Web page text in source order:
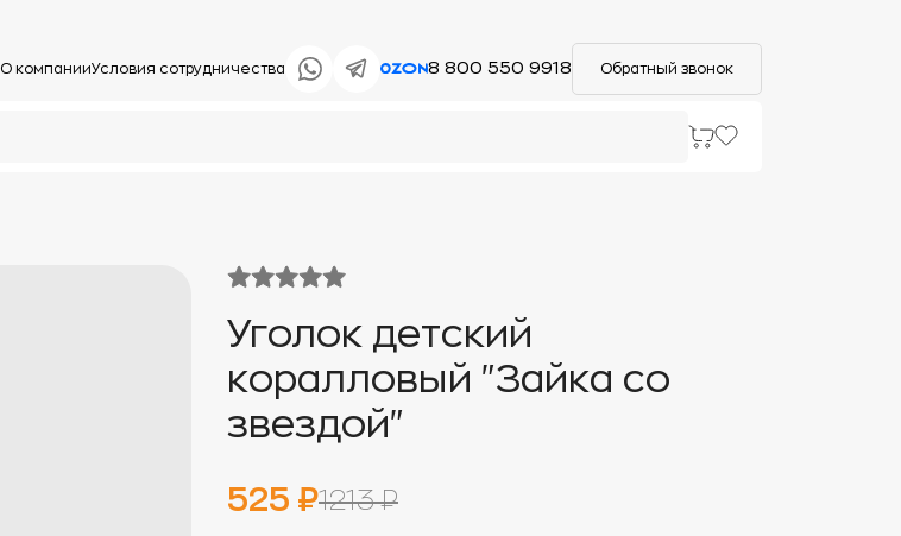
О компанииУсловия сотрудничества 8 800 550 9918 Обратный звонок
Уголок детский
коралловый "Зайка со
звездой"
525 ₽1213 ₽